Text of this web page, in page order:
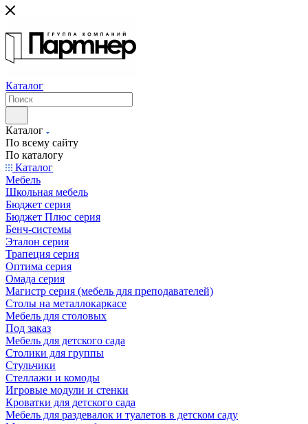
Каталог
Каталог
По всему сайту
По каталогу
Каталог
Мебель
Школьная мебель
Бюджет серия
Бюджет Плюс серия
Бенч-системы
Эталон серия
Трапеция серия
Оптима серия
Омада серия
Магистр серия (мебель для преподавателей)
Столы на металлокаркасе
Мебель для столовых
Под заказ
Мебель для детского сада
Столики для группы
Стульчики
Стеллажи и комоды
Игровые модули и стенки
Кроватки для детского сада
Мебель для раздевалок и туалетов в детском саду